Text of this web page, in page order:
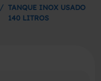
/ TANQUE INOX USADO
140 LITROS